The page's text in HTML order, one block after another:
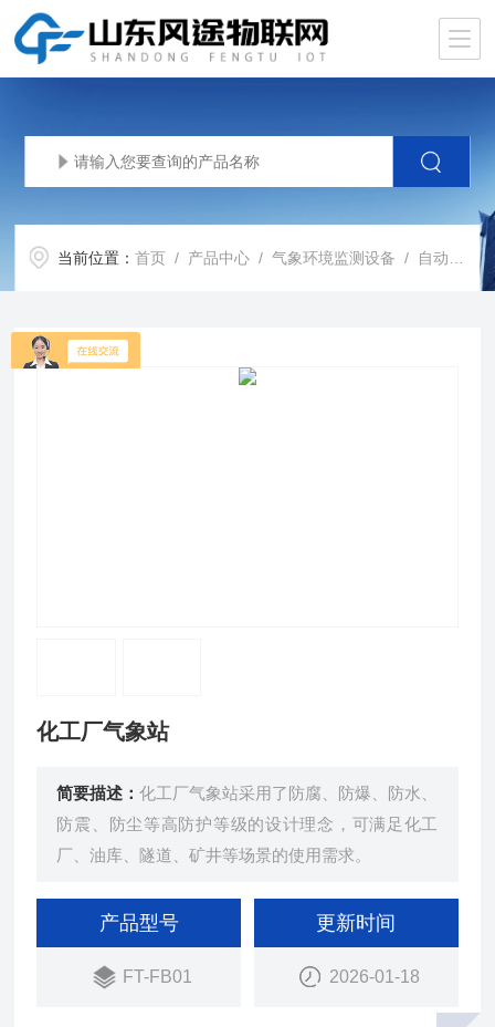
当前位置：首页 / 产品中心 /气象环境监测设备 / 自动气象站
化工厂气象站
简要描述：化工厂气象站采用了防腐、防爆、防水、
防震、防尘等高防护等级的设计理念，可满足化工
厂、油库、隧道、矿井等场景的使用需求。
产品型号
FT-FB01
更新时间
2026-01-18